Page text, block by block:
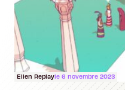
Ellen Replayle 6 novembre 2023